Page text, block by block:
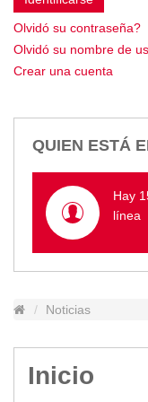
Olvidó su contraseña?
Olvidó su nombre de
Crear una cuenta
QUIEN ESTÁ
Hay
línea
Noticias
Inicio
Empresa Pública de
Biblioteca
P.A.C. - P.O.A.
Ordenanzas/
Cumplimiento LOTAIP
Concurso de Méritos
Concursos 2016
Servicio